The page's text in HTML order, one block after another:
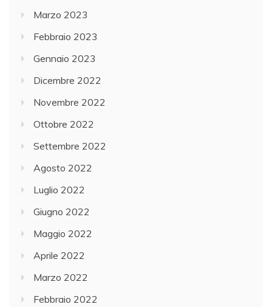
Marzo 2023
Febbraio 2023
Gennaio 2023
Dicembre 2022
Novembre 2022
Ottobre 2022
Settembre 2022
Agosto 2022
Luglio 2022
Giugno 2022
Maggio 2022
Aprile 2022
Marzo 2022
Febbraio 2022